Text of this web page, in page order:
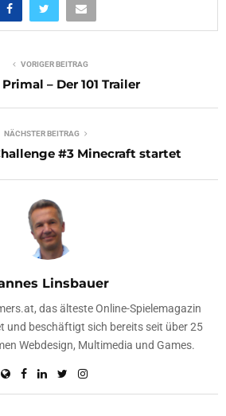
VORIGER BEITRAG
– Der 101 Trailer
NÄCHSTER BEITRAG
#3 Minecraft startet
Linsbauer
das älteste Online-Spielemagazin
und beschäftigt sich bereits seit über 25
Webdesign, Multimedia und Games.